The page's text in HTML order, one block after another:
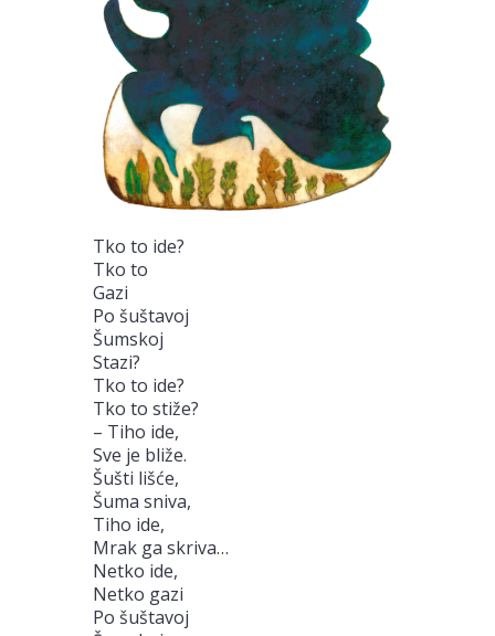
Tko to ide?
Tko to
Gazi
Po šuštavoj
Šumskoj
Stazi?
Tko to ide?
Tko to stiže?
– Tiho ide,
Sve je bliže.
Šušti lišće,
Šuma sniva,
Tiho ide,
Mrak ga skriva…
Netko ide,
Netko gazi
Po šuštavoj